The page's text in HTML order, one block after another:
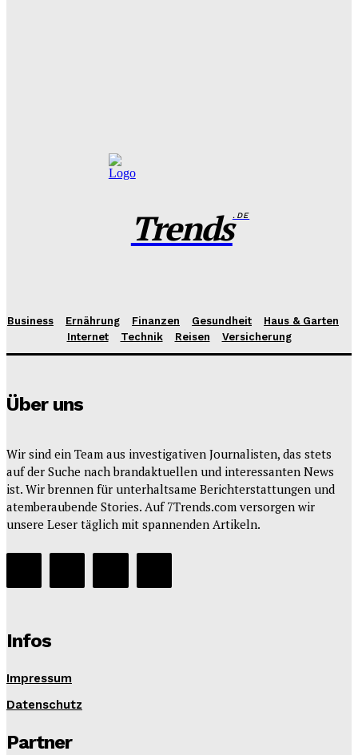
Trends.DE
Business Ernährung Finanzen Gesundheit
Haus & Garten
Internet
Technik Reisen Versicherung
Über uns
Wir sind ein Team aus investigativen Journalisten, das stets
auf der Suche nach brandaktuellen und interessanten News
ist. Wir brennen für unterhaltsame Berichterstattungen und
atemberaubende Stories. Auf 7Trends.com versorgen wir
unsere Leser täglich mit spannenden Artikeln.
Infos
Impressum
Datenschutz
Partner